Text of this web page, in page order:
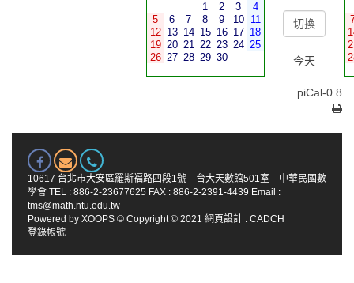
1
2 3
4
5
6 7 8 9 10
11
12 13 14 15 16 17 18
19 20 21 22 23 24 25
26 27 28 29 30 今天
piCal-0.8
10617 台北市大安區羅斯福路四段1號 台大天數館501室 中華民國數
學會 TEL : 886-2-23677625 FAX : 886-2-2391-4439 Email :
tms@math.ntu.edu.tw
Powered by XOOPS © Copyright © 2021 網頁設計 : CADCH
登錄帳號